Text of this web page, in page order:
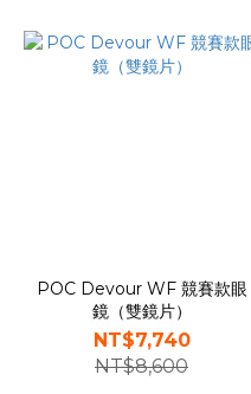
POC Devour WF 競賽款眼
鏡（雙鏡片）
NT$7,740
NT$8,600